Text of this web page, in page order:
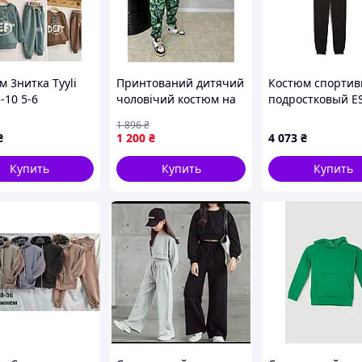
46 51-52 54-55 58-59
31
19 20 21
23
3нитка Tyyli
10 5-6
Купить
Принтований дитячий
чоловічий костюм на
1 200 ₴
1 896₴
Купить
Костюм
подростковый
68972101 Puma
Черный 68972101
4 073 ₴
Купить